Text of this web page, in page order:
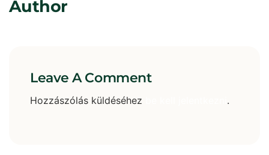
Author
Leave A Comment
Hozzászólás küldéséhez .